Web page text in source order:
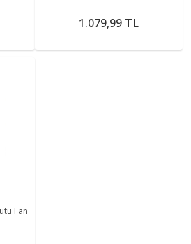
1.079,99 TL
Fan